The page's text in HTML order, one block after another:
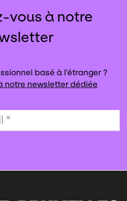
vous à notre
basé à l'étranger ?
notre newsletter dédiée
*